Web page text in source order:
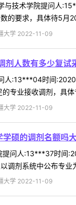
与技术学院提问人
的要求，具体待5月
大学 2022-11-09
剂人数有多少复试
人:13***04时间
专业接收调剂，具
大学 2022-11-09
硕的调剂名额吗
问人:13***37时间
调剂系统中公布专
大学 2022-11-09